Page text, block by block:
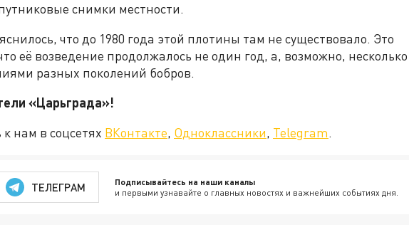
снимки местности.
что до 1980 года этой плотины там не существовало. Это
её возведение продолжалось не один год, а, возможно, несколько
разных поколений бобров.
«Царьграда»!
нам в соцсетях ВКонтакте, Одноклассники, Telegram.
ТЕЛЕГРАМ Подписывайтесь на наши каналы
и первыми узнавайте о главных новостях и важнейших событиях дня.